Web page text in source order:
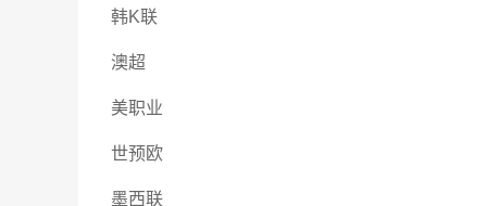
韩K联
澳超
美职业
世预欧
墨西联